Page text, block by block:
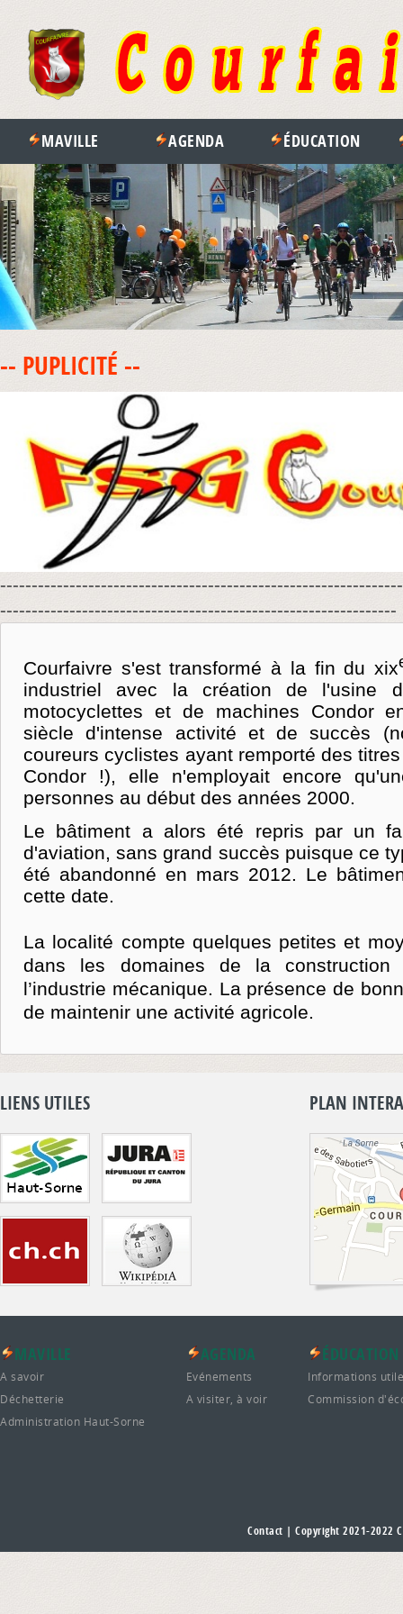
MAVILLE AGENDA ÉDUCATION
-- PUPLICITÉ --
---------------------------------------------------------------
Courfaivre s'est transformé à la fin du xix
industriel avec la création de l'usine
motocyclettes et de machines Condor
siècle d'intense activité et de succès
coureurs cyclistes ayant remporté des
Condor !), elle n'employait encore
personnes au début des années 2000.
Le bâtiment a alors été repris par un
d'aviation, sans grand succès puisque ce
été abandonné en mars 2012. Le
cette date.
La localité compte quelques petites et
dans les domaines de la construction
l’industrie mécanique. La présence de
de maintenir une activité agricole.
LIENS UTILES PLAN
MAVILLE
A savoir
Déchetterie
Administration Haut-Sorne
AGENDA
Evénements
A visiter, à voir
ÉDUCATION
Informations
Commission
Contact | Copyright 2021-2022